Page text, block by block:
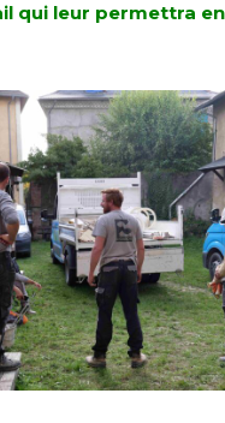
qui leur permettra